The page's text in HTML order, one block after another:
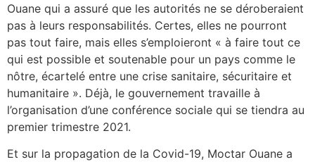
Ouane qui a assuré que les autorités ne se déroberaient
pas à leurs responsabilités. Certes, elles ne pourront
pas tout faire, mais elles s’emploieront « à faire tout ce
qui est possible et soutenable pour un pays comme le
nôtre, écartelé entre une crise sanitaire, sécuritaire et
humanitaire ». Déjà, le gouvernement travaille à
l’organisation d’une conférence sociale qui se tiendra au
premier trimestre 2021.
Et sur la propagation de la Covid-19, Moctar Ouane a